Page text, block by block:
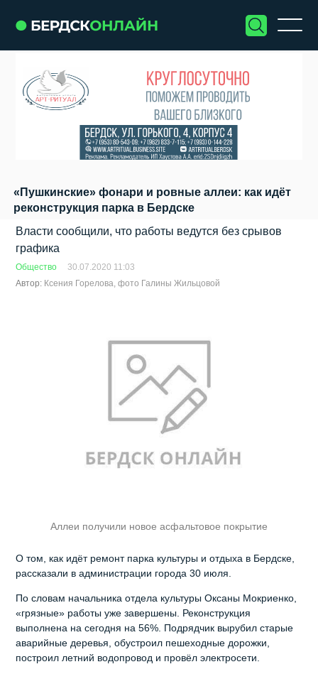
«Пушкинские» фонари и ровные аллеи: как идёт
реконструкция парка в Бердске
Власти сообщили, что работы ведутся без срывов
графика
Общество
30.07.2020 11:03
Автор: Ксения Горелова, фото Галины Жильцовой
Аллеи получили новое асфальтовое покрытие
О том, как идёт ремонт парка культуры и отдыха в Бердске,
рассказали в администрации города 30 июля.
По словам начальника отдела культуры Оксаны Мокриенко,
«грязные» работы уже завершены. Реконструкция
выполнена на сегодня на 56%. Подрядчик вырубил старые
аварийные деревья, обустроил пешеходные дорожки,
построил летний водопровод и провёл электросети.